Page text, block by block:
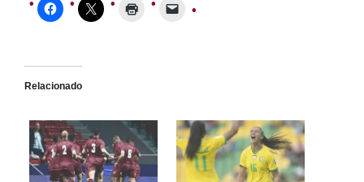
Relacionado